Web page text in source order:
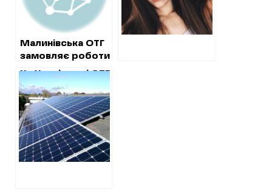
Малинівська ОТГ
замовляє роботи
у новенької
фірми
На Харківщині ОТГ
придбало сонячні
панелі у фірми,
яку
звинувачували у
нелегальних АЗС